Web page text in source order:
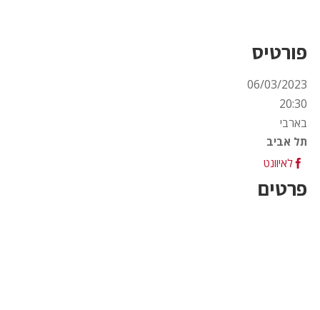
פורטיס
06/03/2023
20:30
בארבי
תל אביב
לאיוונט
פרטים